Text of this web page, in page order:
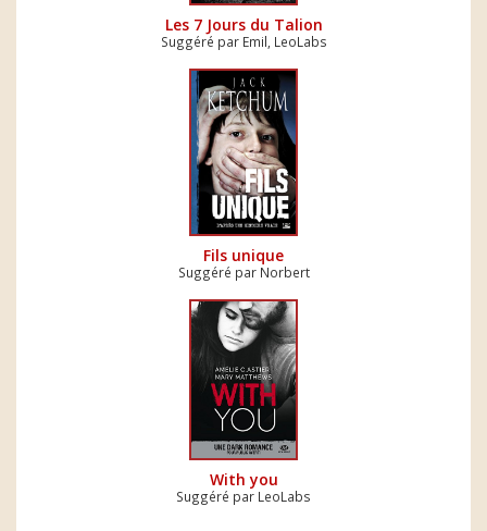
Les 7 Jours du Talion
Suggéré par Emil, LeoLabs
Fils unique
Suggéré par Norbert
With you
Suggéré par LeoLabs